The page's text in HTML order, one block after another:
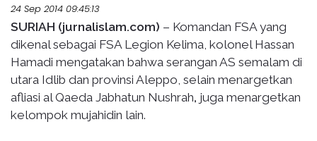
24 Sep 2014 09:45:13
SURIAH (jurnalislam.com) – Komandan FSA yang
dikenal sebagai FSA Legion Kelima, kolonel Hassan
Hamadi mengatakan bahwa serangan AS semalam di
utara Idlib dan provinsi Aleppo, selain menargetkan
afliasi al Qaeda Jabhatun Nushrah, juga menargetkan
kelompok mujahidin lain.